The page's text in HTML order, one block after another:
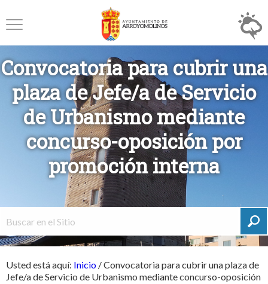
Convocatoria para cubrir una
plaza de Jefe/a de Servicio
de Urbanismo mediante
concurso-oposición por
promoción interna
Usted está aquí: Inicio /Convocatoria para cubrir una plaza de
Jefe/a de Servicio de Urbanismo mediante concurso-oposición